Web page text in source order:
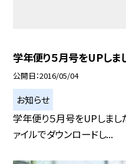
学年便り５月号をUPしま
公開日 2016/05/04
お知らせ
学年便り５月号をUPしまし
ァイルでダウンロードし...